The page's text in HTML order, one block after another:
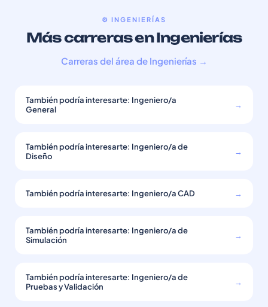
⚙️ INGENIERÍAS
Más carreras en Ingenierías
Carreras del área de Ingenierías →
También podría interesarte: Ingeniero/a
General
→
También podría interesarte: Ingeniero/a de
Diseño
→
También podría interesarte: Ingeniero/a CAD →
También podría interesarte: Ingeniero/a de
Simulación
→
También podría interesarte: Ingeniero/a de
Pruebas y Validación
→